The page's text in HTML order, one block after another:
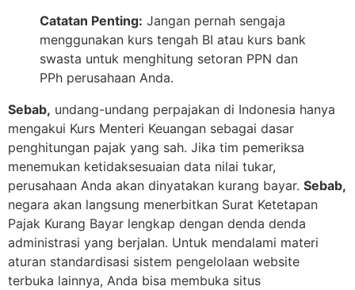
Catatan Penting: Jangan pernah sengaja
menggunakan kurs tengah BI atau kurs bank
swasta untuk menghitung setoran PPN dan
PPh perusahaan Anda.
Sebab, undang-undang perpajakan di Indonesia hanya
mengakui Kurs Menteri Keuangan sebagai dasar
penghitungan pajak yang sah. Jika tim pemeriksa
menemukan ketidaksesuaian data nilai tukar,
perusahaan Anda akan dinyatakan kurang bayar. Sebab,
negara akan langsung menerbitkan Surat Ketetapan
Pajak Kurang Bayar lengkap dengan denda denda
administrasi yang berjalan. Untuk mendalami materi
aturan standardisasi sistem pengelolaan website
terbuka lainnya, Anda bisa membuka situs